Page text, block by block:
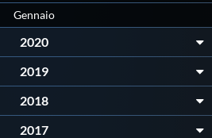
Gennaio
2020
2019
2018
2017